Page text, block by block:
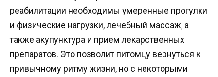
реабилитации необходимы умеренные прогулки
и физические нагрузки, лечебный массаж, а
также акупунктура и прием лекарственных
препаратов. Это позволит питомцу вернуться к
привычному ритму жизни, но с некоторыми